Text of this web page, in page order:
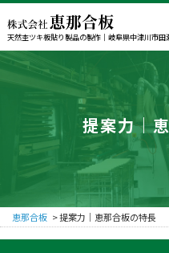
天然杢ツキ板貼り製品の製作｜岐阜県中津川市田
提案力｜
恵那合板 >提案力｜恵那合板の特長